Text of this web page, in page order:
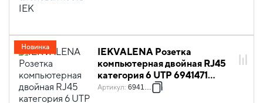
IEKVALENA Розетка
компьютерная двойная RJ45
категория 6 UTP 6941471
слоновая кость IEK
Артикул: 6941471
Новинка